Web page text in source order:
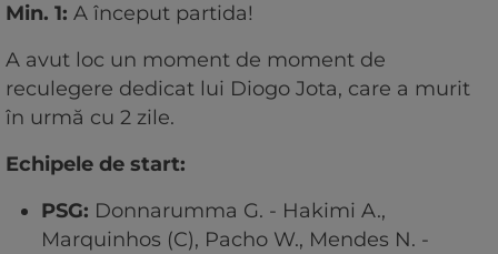
Min. 1: A început partida!
A avut loc un moment de moment de
reculegere dedicat lui Diogo Jota, care a murit
în urmă cu 2 zile.
Echipele de start:
PSG: Donnarumma G. - Hakimi A.,
Marquinhos (C), Pacho W., Mendes N. -